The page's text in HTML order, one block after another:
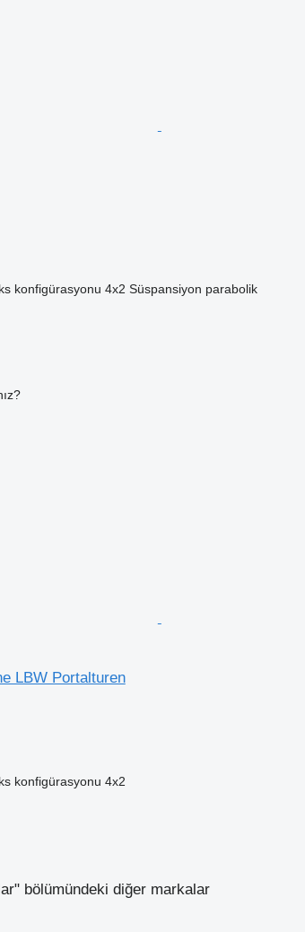
konfigürasyonu 4x2 Süspansiyon parabolik
LBW Portalturen
konfigürasyonu 4x2
bölümündeki diğer markalar